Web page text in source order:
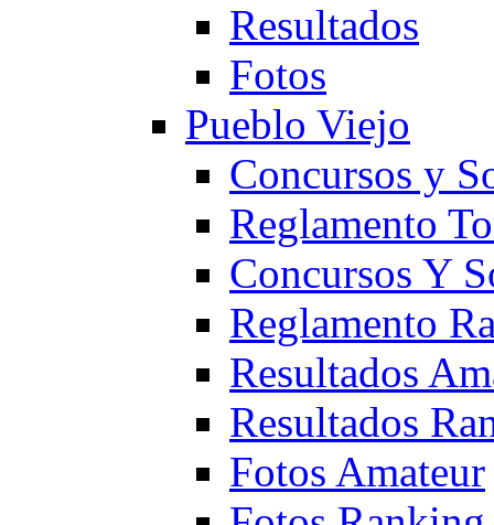
Resultados
Fotos
Pueblo Viejo
Concursos y
Reglamento
Concursos Y
Reglamento
Resultados
Resultados
Fotos Amateur